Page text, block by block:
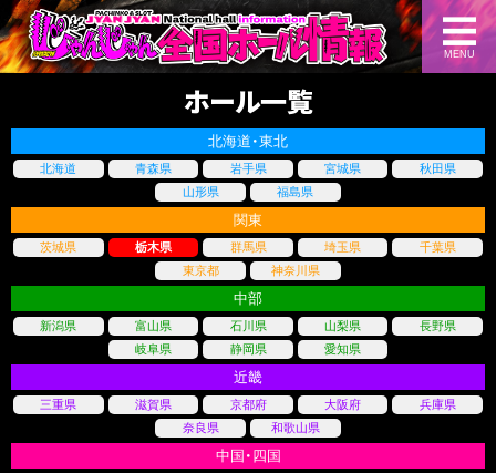
MENU
ホール一覧
北海道・東北
北海道 青森県 岩手県 宮城県
秋田県
山形県
福島県
関東
茨城県 栃木県 群馬県 埼玉県
千葉県
東京都
神奈川県
中部
新潟県 富山県 石川県 山梨県
長野県
岐阜県
静岡県 愛知県
近畿
三重県 滋賀県 京都府 大阪府
兵庫県
奈良県
和歌山県
中国・四国